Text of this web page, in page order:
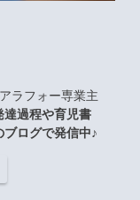
ラフォー専業主
達過程や育児書
ログで発信中♪